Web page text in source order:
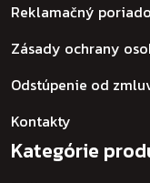
Reklamačný
Zásady ochrany
Odstúpenie od
Kontakty
Kategórie